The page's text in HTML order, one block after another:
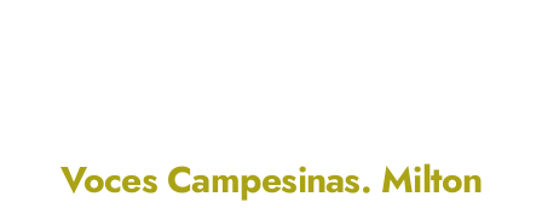
Voces Campesinas. Milton